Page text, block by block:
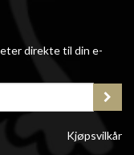
direkte til din e-
Kjøpsvilkår